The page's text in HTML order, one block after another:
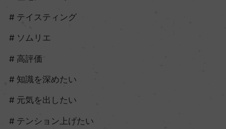
テイスティング
ソムリエ
高評価
知識を深めたい
元気を出したい
テンション上げたい